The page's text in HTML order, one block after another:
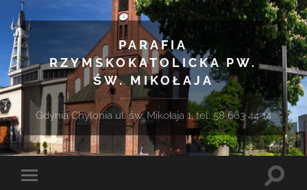
PARAFIA
RZYMSKOKATOLICKA PW.
ŚW. MIKOŁAJA
Gdynia Chylonia ul. św. Mikołaja 1, tel. 58 663 44 14
Toggle
Toggle